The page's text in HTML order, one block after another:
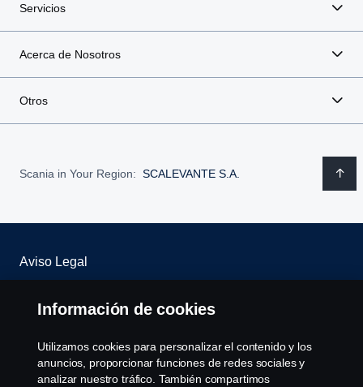
Servicios
Acerca de Nosotros
Otros
Scania in Your Region: SCALEVANTE S.A.
Aviso Legal
Declaración de Privacidad
WHISTLEBLOWING
Política de cookies
Información de cookies
Utilizamos cookies para personalizar el contenido y los
anuncios, proporcionar funciones de redes sociales y
analizar nuestro tráfico. También compartimos